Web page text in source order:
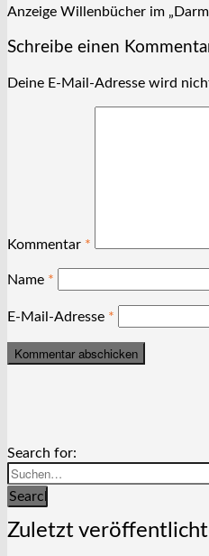
Anzeige Willenbücher im
Schreibe einen
Deine E-Mail-Adresse wird
Kommentar *
Name *
E-Mail-Adresse *
Search for:
Search
Zuletzt